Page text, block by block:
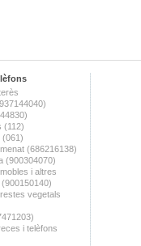
(112)
(061)
(686216138)
(900304070)
i altres
vegetals
i telèfons